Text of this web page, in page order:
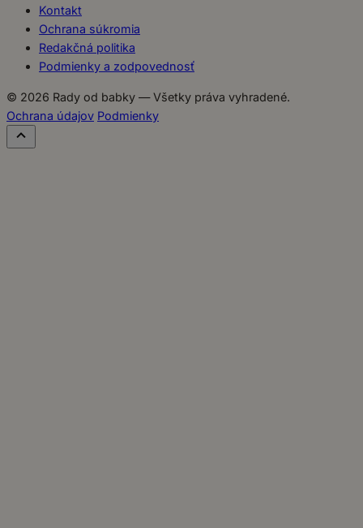
Kontakt
Ochrana súkromia
Redakčná politika
Podmienky a zodpovednosť
© 2026 Rady od babky — Všetky práva vyhradené.
Ochrana údajov Podmienky